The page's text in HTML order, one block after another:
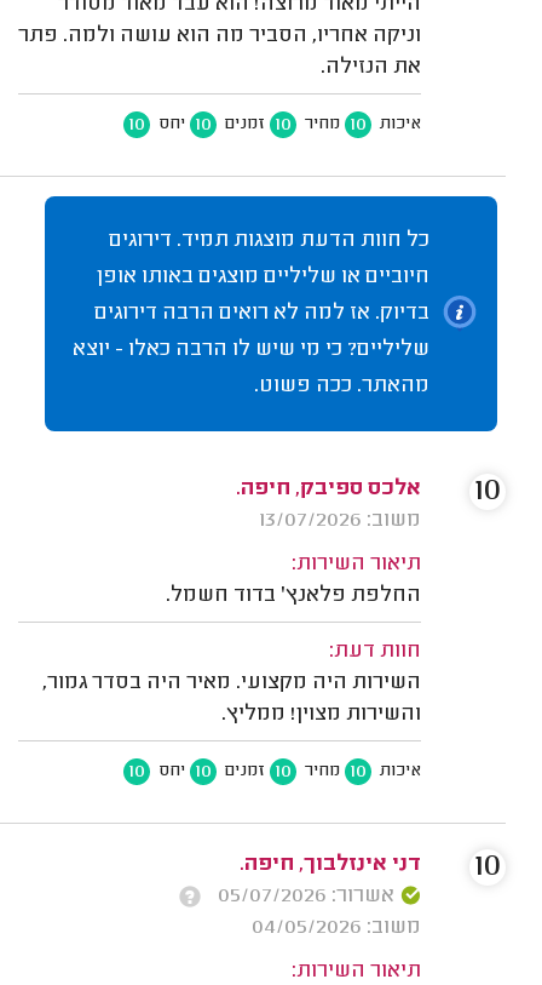
וניקה אחריו, הסביר מה הוא עושה ולמה. פתר
את הנזילה.
איכות 10 מחיר 10 זמנים 10 יחס 10
כל חוות הדעת מוצגות תמיד. דירוגים
חיוביים או שליליים מוצגים באותו אופן
בדיוק. אז למה לא רואים הרבה דירוגים
שליליים? כי מי שיש לו הרבה כאלו - יוצא
מהאתר. ככה פשוט.
אלכס ספיבק, חיפה.
משוב: 13/07/2026
תיאור השירות:
החלפת פלאנץ' בדוד חשמל.
חוות דעת:
השירות היה מקצועי. מאיר היה בסדר גמור,
והשירות מצוין! ממליץ.
איכות 10 מחיר 10 זמנים 10 יחס 10
10
דני אינזלבוך, חיפה.
אשרור: 05/07/2026
משוב: 04/05/2026
תיאור השירות:
10